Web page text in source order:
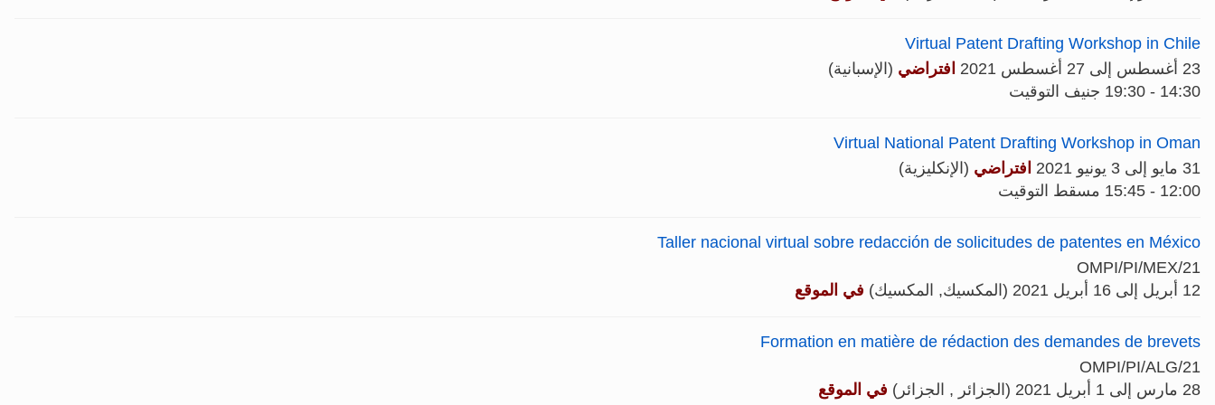
Virtual Patent Drafting Workshop in Chile
23 أغسطس إلى 27 أغسطس 2021
افتراضي (الإسبانية)
14:30 - 19:30 جنيف التوقيت
Virtual National Patent Drafting Workshop in Oman
31 مايو إلى 3 يونيو 2021
افتراضي (الإنكليزية)
12:00 - 15:45 مسقط التوقيت
Taller nacional virtual sobre redacción de solicitudes de patentes en México
OMPI/PI/MEX/21
12 أبريل إلى 16 أبريل 2021 (المكسيك, المكسيك)
في الموقع
Formation en matière de rédaction des demandes de brevets
OMPI/PI/ALG/21
28 مارس إلى 1 أبريل 2021 (الجزائر , الجزائر)
في الموقع